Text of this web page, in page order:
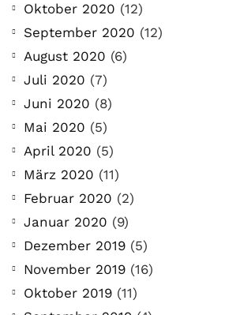
Oktober 2020 (12)
September 2020 (12)
August 2020 (6)
Juli 2020 (7)
Juni 2020 (8)
Mai 2020 (5)
April 2020 (5)
März 2020 (11)
Februar 2020 (2)
Januar 2020 (9)
Dezember 2019 (5)
November 2019 (16)
Oktober 2019 (11)